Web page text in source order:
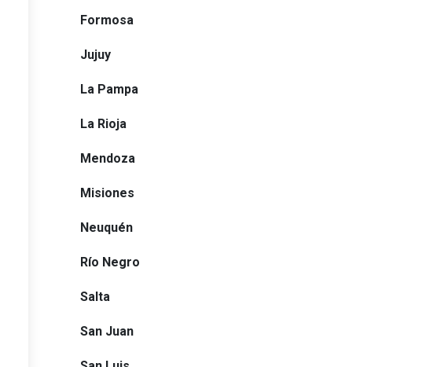
Formosa
Jujuy
La Pampa
La Rioja
Mendoza
Misiones
Neuquén
Río Negro
Salta
San Juan